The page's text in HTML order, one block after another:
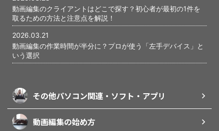
動画編集のクライアントはどこで探す？初心者が最初の1件を
取るための方法と注意点を解説！
2026.03.21
動画編集の作業時間が半分に？プロが使う「左手デバイス」と
いう選択
その他パソコン関連・ソフト・アプリ
動画編集の始め方